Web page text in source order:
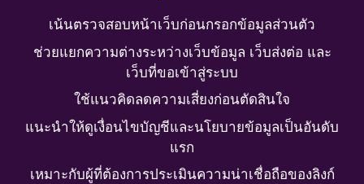
เน้นตรวจสอบหน้าเว็บก่อนกรอกข้อมูลส่วนตัว
ช่วยแยกความต่างระหว่างเว็บข้อมูล เว็บส่งต่อ และ
เว็บที่ขอเข้าสู่ระบบ
ใช้แนวคิดลดความเสี่ยงก่อนตัดสินใจ
แนะนำให้ดูเงื่อนไขบัญชีและนโยบายข้อมูลเป็นอันดับ
แรก
เหมาะกับผู้ที่ต้องการประเมินความน่าเชื่อถือของลิงก์